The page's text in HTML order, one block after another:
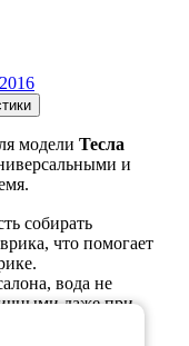
модели Тесла
и
собирать
что помогает
вода не
даже при